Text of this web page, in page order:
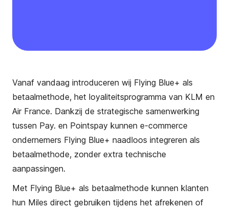
Vanaf vandaag introduceren wij Flying Blue+ als
betaalmethode, het loyaliteitsprogramma van KLM en
Air France. Dankzij de strategische samenwerking
tussen Pay. en Pointspay kunnen e-commerce
ondernemers Flying Blue+ naadloos integreren als
betaalmethode, zonder extra technische
aanpassingen.
Met Flying Blue+ als betaalmethode kunnen klanten
hun Miles direct gebruiken tijdens het afrekenen of